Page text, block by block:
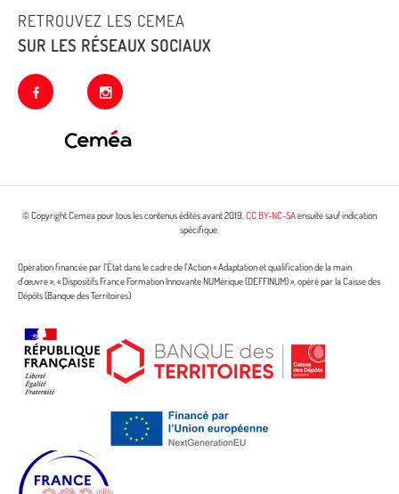
RETROUVEZ LES CEMEA
SUR LES RÉSEAUX SOCIAUX
facebook instagram
© Copyright Cemea pour tous les contenus édités avant 2019.CC BY-NC-SAensuite sauf indication
spécifique.
Opération financée par l’État dans le cadre de l’Action « Adaptation et qualification de la main
d’œuvre », « Dispositifs France Formation Innovante NUMérique (DEFFINUM) », opéré par la Caisse des
Dépôts (Banque des Territoires)